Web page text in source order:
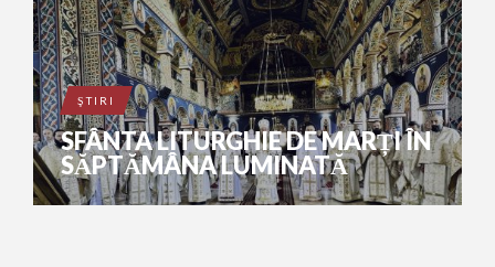
ŞTIRI
SFÂNTA LITURGHIE DE MARȚI ÎN
SĂPTĂMÂNA LUMINATĂ